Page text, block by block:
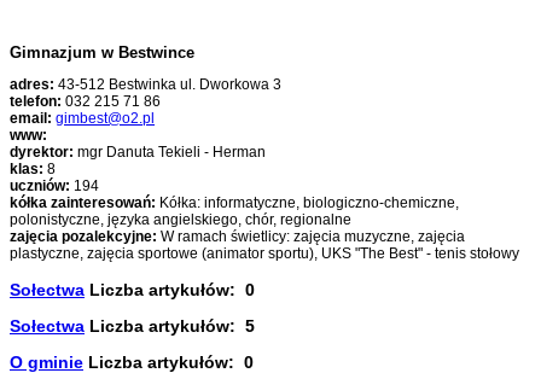
Gimnazjum w Bestwince
adres: 43-512 Bestwinka ul. Dworkowa 3
telefon: 032 215 71 86
email: gimbest@o2.pl
www:
dyrektor: mgr Danuta Tekieli - Herman
klas: 8
uczniów: 194
kółka zainteresowań: Kółka: informatyczne, biologiczno-chemiczne,
polonistyczne, języka angielskiego, chór, regionalne
zajęcia pozalekcyjne: W ramach świetlicy: zajęcia muzyczne, zajęcia
plastyczne, zajęcia sportowe (animator sportu), UKS "The Best" - tenis stołowy
Sołectwa Liczba artykułów: 0
Sołectwa Liczba artykułów: 5
O gminie Liczba artykułów: 0